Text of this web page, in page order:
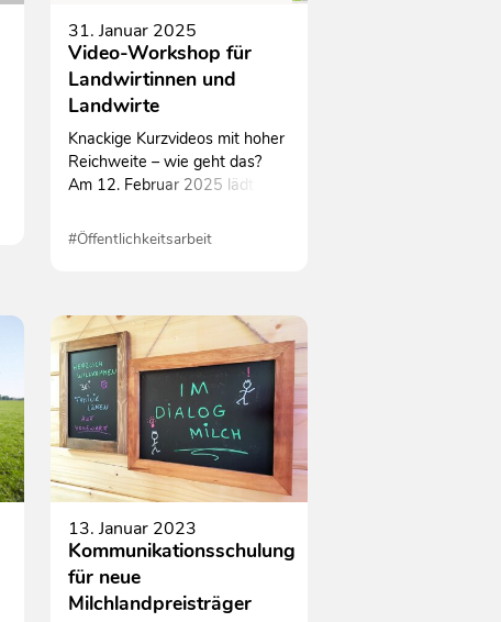
31. Januar 2025
Video-Workshop für
Landwirtinnen und
Landwirte
Knackige Kurzvideos mit hoher
Reichweite – wie geht das?
Am 12. Februar 2025 lädt das
Niedersachsen/Bremen e.V. zu
ein.
#Öffentlichkeitsarbeit
13. Januar 2023
Kommunikationsschulung
für neue
Milchlandpreisträger